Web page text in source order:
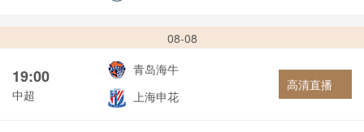
08-08
19:00
中超
青岛海牛
上海申花
高清直播